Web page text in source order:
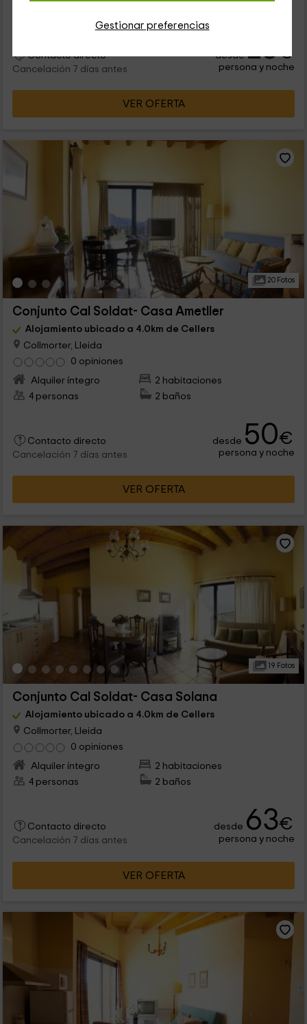
Gestionar preferencias
Contacto directo
Cancelación 7 días antes
desde26€
persona y noche
VER OFERTA
20 Fotos
Conjunto Cal Soldat- Casa Ametller
Alojamiento ubicado a 4.0km de Cellers
Collmorter, Lleida
0 opiniones
Alquiler íntegro
2 habitaciones
4 personas
2 baños
Contacto directo
Cancelación 7 días antes
desde 50€
persona y noche
VER OFERTA
19 Fotos
Conjunto Cal Soldat- Casa Solana
Alojamiento ubicado a 4.0km de Cellers
Collmorter, Lleida
0 opiniones
Alquiler íntegro
2 habitaciones
4 personas
2 baños
Contacto directo
Cancelación 7 días antes
desde 63€
persona y noche
VER OFERTA